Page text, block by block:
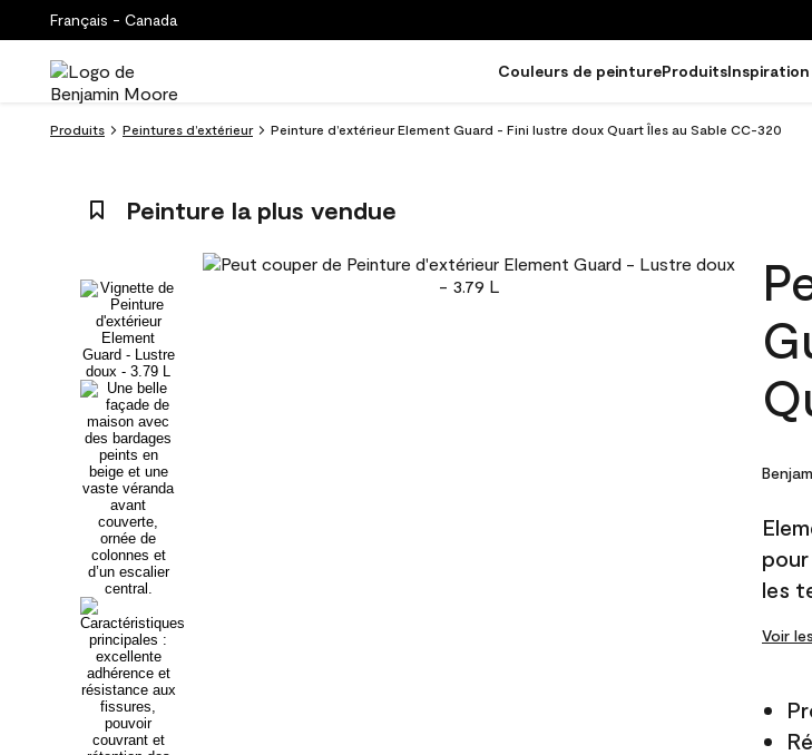
Français - Canada
Couleurs de peintureProduits
Produits Peintures d’extérieur Peinture d’extérieur Element Guard - Fini lustre doux Quart Îles au Sable CC-320
Peinture la plus vendue
les
Voir